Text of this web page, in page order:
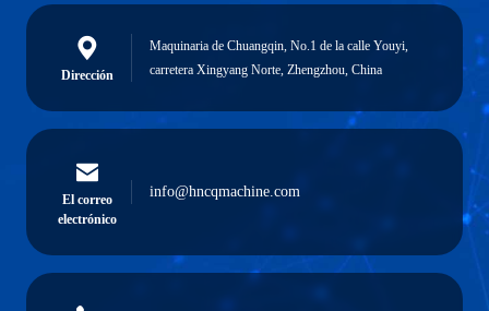
Dirección
Maquinaria de Chuangqin, No.1 de la calle Youyi,
carretera Xingyang Norte, Zhengzhou, China
El correo
electrónico
info@hncqmachine.com